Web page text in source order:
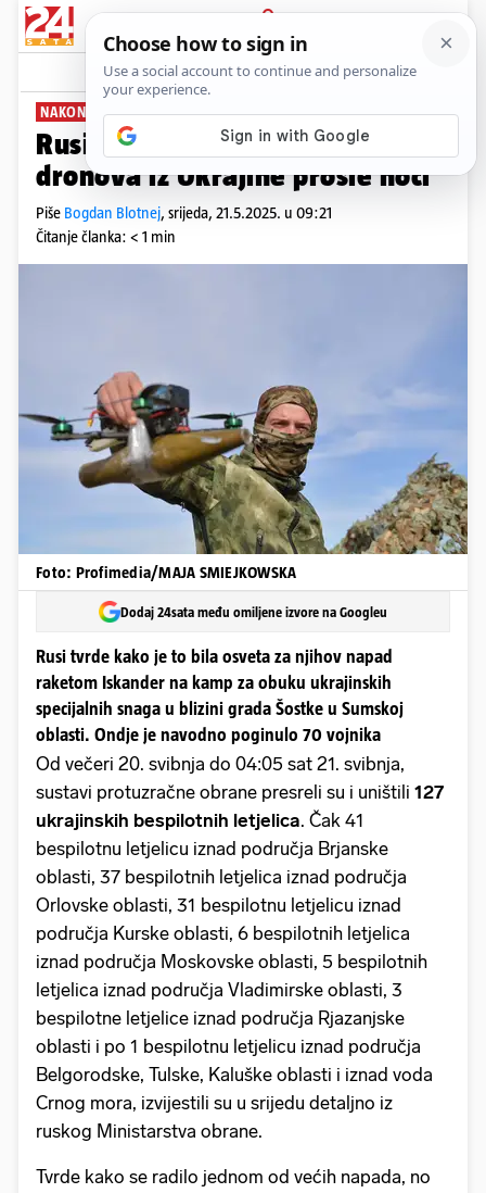
PRIJAVA
News Komentari
NAKON UDARA NA SUMI
Rusi tvrde: Srušili smo čak 127
dronova iz Ukrajine prošle noći
Piše Bogdan Blotnej, srijeda, 21.5.2025. u 09:21
Čitanje članka: < 1 min
Foto: Profimedia/MAJA SMIEJKOWSKA
Dodaj 24sata među omiljene izvore na Googleu
Rusi tvrde kako je to bila osveta za njihov napad
raketom Iskander na kamp za obuku ukrajinskih
specijalnih snaga u blizini grada Šostke u Sumskoj
oblasti. Ondje je navodno poginulo 70 vojnika
Od večeri 20. svibnja do 04:05 sat 21. svibnja,
sustavi protuzračne obrane presreli su i uništili 127
ukrajinskih bespilotnih letjelica. Čak 41
bespilotnu letjelicu iznad područja Brjanske
oblasti, 37 bespilotnih letjelica iznad područja
Orlovske oblasti, 31 bespilotnu letjelicu iznad
područja Kurske oblasti, 6 bespilotnih letjelica
iznad područja Moskovske oblasti, 5 bespilotnih
letjelica iznad područja Vladimirske oblasti, 3
bespilotne letjelice iznad područja Rjazanjske
oblasti i po 1 bespilotnu letjelicu iznad područja
Belgorodske, Tulske, Kaluške oblasti i iznad voda
Crnog mora, izvijestili su u srijedu detaljno iz
ruskog Ministarstva obrane.
Tvrde kako se radilo jednom od većih napada, no